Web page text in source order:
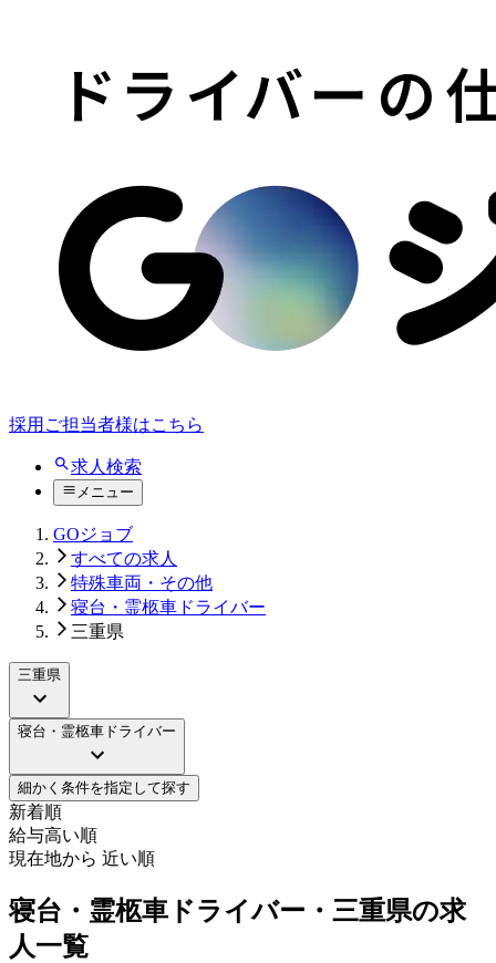
採用ご担当者様はこちら
求人検索
メニュー
GOジョブ
すべての求人
特殊車両・その他
寝台・霊柩車ドライバー
三重県
三重県
寝台・霊柩車ドライバー
細かく条件を指定して探す
新着順
給与高い順
現在地から 近い順
寝台・霊柩車ドライバー・三重県の求
人一覧